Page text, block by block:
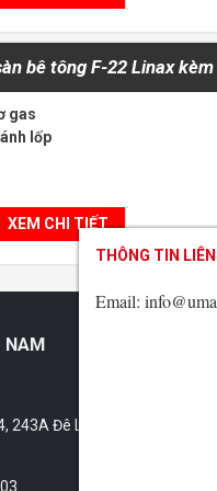
bê tông F-22 Linax
gas
lốp
XEM CHI TIẾT
THÔNG TIN
Email:
THÔNG TIN
Email:
THÔNG TIN
Email:
NAM
Đê La Thành, Láng, Hà